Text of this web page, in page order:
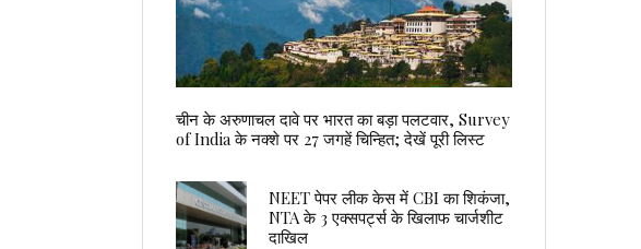
चीन के अरुणाचल दावे पर भारत का बड़ा पलटवार, Survey
of India के नक्शे पर 27 जगहें चिन्हित; देखें पूरी लिस्ट
NEET पेपर लीक केस में CBI का शिकंजा,
NTA के 3 एक्सपर्ट्स के खिलाफ चार्जशीट
दाखिल